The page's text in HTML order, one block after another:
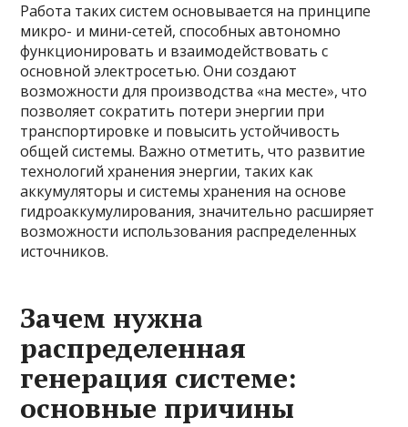
Работа таких систем основывается на принципе
микро- и мини-сетей, способных автономно
функционировать и взаимодействовать с
основной электросетью. Они создают
возможности для производства «на месте», что
позволяет сократить потери энергии при
транспортировке и повысить устойчивость
общей системы. Важно отметить, что развитие
технологий хранения энергии, таких как
аккумуляторы и системы хранения на основе
гидроаккумулирования, значительно расширяет
возможности использования распределенных
источников.
Зачем нужна
распределенная
генерация системе:
основные причины